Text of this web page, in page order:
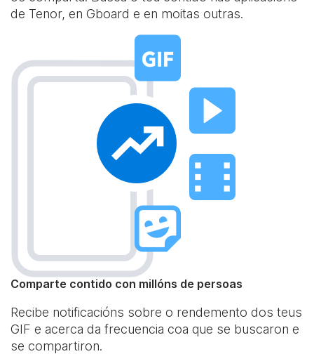
de Tenor, en Gboard e en moitas outras.
Comparte contido con millóns de persoas
Recibe notificacións sobre o rendemento dos teus
GIF e acerca da frecuencia coa que se buscaron e
se compartiron.